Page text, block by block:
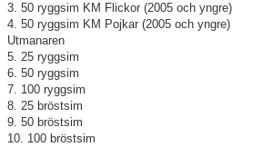
3. 50 ryggsim KM Flickor (2005 och yngre)
4. 50 ryggsim KM Pojkar (2005 och yngre)
Utmanaren
5. 25 ryggsim
6. 50 ryggsim
7. 100 ryggsim
8. 25 bröstsim
9. 50 bröstsim
10. 100 bröstsim